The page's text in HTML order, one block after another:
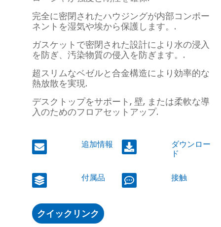
完全に密閉されたハウジングが内部コンポー
ネントを湿気や埃から保護します。.
ガスケットで密閉された設計により水の浸入
を防ぎ、汚染物質の侵入を防ぎます。.
超スリムなベゼルと合金構造により効率的な
熱放散を実現.
デスクトップをサポート, 壁, または柔軟な導
入のためのフロアセットアップ.
追加情報
ダウンロー
ド
付属品 接触
クイックリンク